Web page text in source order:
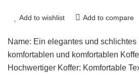
Add to wishlist Add to compare
Name: Ein elegantes und
komfortablen und komfortablen
Hochwertiger Koffer: Komfortable